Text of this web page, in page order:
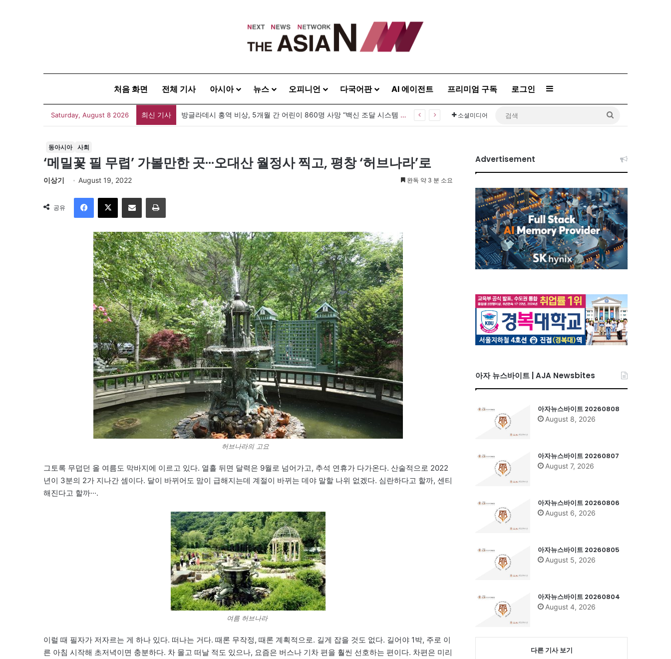
처음 화면 전체 기사 아시아 뉴스 오피니언 다국어판 AI 에이전트 프리미엄 구독 로그인 Sidebar
Saturday, August 8 2026 최신 기사 아자뉴스바이트 20260808 소셜미디어
동아시아 사회
‘메밀꽃 필 무렵’ 가볼만한 곳···오대산 월정사 찍고, 평창 ‘허브나라’로
이상기 August 19, 2022 완독 약 3 분 소요
공유
이메일
허브나라의 고요
그토록 무덥던 올 여름도 막바지에 이르고 있다. 열흘 뒤면 달력은 9월로 넘어가고, 추석 연휴가 다가온다. 산술적으로 2022
년이 3분의 2가 지나간 셈이다. 달이 바뀌어도 맘이 급해지는데 계절이 바뀌는 데야 말할 나위 없겠다. 심란하다고 할까, 센티
해진다고 할까···.
여름 허브나라
이럴 때 필자가 저자르는 게 하나 있다. 떠나는 거다. 때론 무작정, 때론 계획적으로. 길게 잡을 것도 없다. 길어야 1박, 주로 이
른 아침 시작해 초저녁이면 충분하다. 차 몰고 떠날 적도 있으나, 요즘은 버스나 기차 편을 훨씬 선호하는 편이다. 차편은 미리
Advertisement
아자 뉴스바이트 | AJA Newsbites
아자뉴스바이트 20260808
August 8, 2026
아자뉴스바이트 20260807
August 7, 2026
아자뉴스바이트 20260806
August 6, 2026
아자뉴스바이트 20260805
August 5, 2026
아자뉴스바이트 20260804
August 4, 2026
다른 기사 보기